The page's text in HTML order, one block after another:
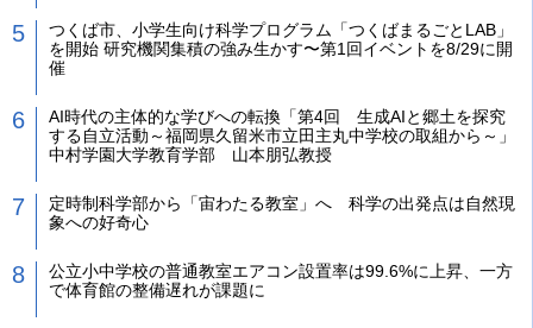
つくば市、小学生向け科学プログラム「つくばまるごとLAB」
を開始 研究機関集積の強み生かす〜第1回イベントを8/29に開
催
AI時代の主体的な学びへの転換「第4回 生成AIと郷土を探究
する自立活動～福岡県久留米市立田主丸中学校の取組から～」
中村学園大学教育学部 山本朋弘教授
定時制科学部から「宙わたる教室」へ 科学の出発点は自然現
象への好奇心
公立小中学校の普通教室エアコン設置率は99.6%に上昇、一方
で体育館の整備遅れが課題に